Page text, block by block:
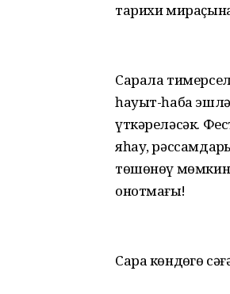
тарихи
Сарала
һауыт-һаба
үткәреләсәк.
яһау,
төшөнөү
онотмағыҙ!
Сара көндөҙгө